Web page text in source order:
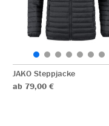
JAKO Steppjacke
ab 79,00 €